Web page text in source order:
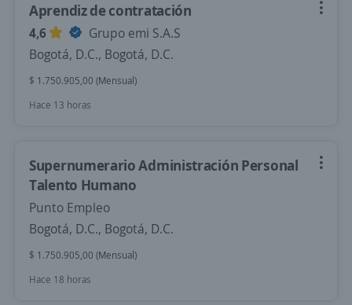
Aprendiz de contratación
4,6
Grupo emi S.A.S
Bogotá, D.C., Bogotá, D.C.
$ 1.750.905,00 (Mensual)
Hace 13 horas
Supernumerario Administración Personal
Talento Humano
Punto Empleo
Bogotá, D.C., Bogotá, D.C.
$ 1.750.905,00 (Mensual)
Hace 18 horas